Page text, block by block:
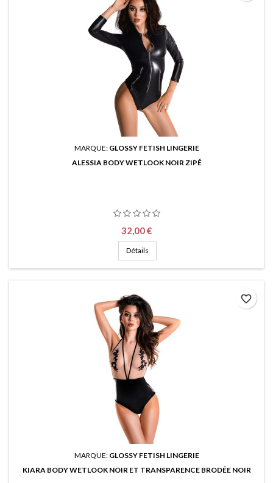
MARQUE: GLOSSY FETISH LINGERIE
ALESSIA BODY WETLOOK NOIR ZIPÉ
Prix
32,00 €
Détails
MARQUE: GLOSSY FETISH LINGERIE
KIARA BODY WETLOOK NOIR ET TRANSPARENCE BRODÉE NOIR
favorite_border